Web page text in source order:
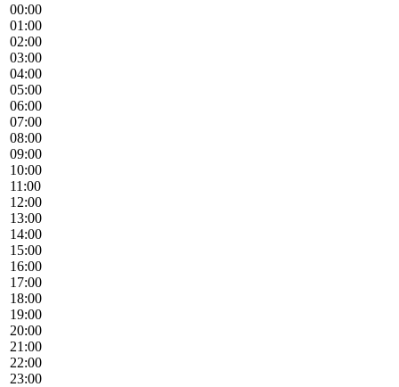
00:00
01:00
02:00
03:00
04:00
05:00
06:00
07:00
08:00
09:00
10:00
11:00
12:00
13:00
14:00
15:00
16:00
17:00
18:00
19:00
20:00
21:00
22:00
23:00